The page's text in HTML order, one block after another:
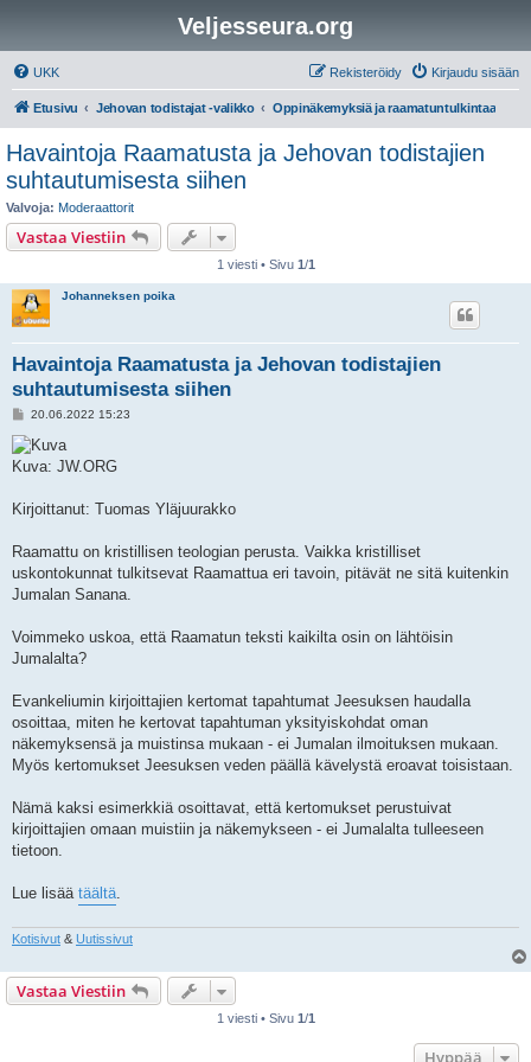
Veljesseura.org
UKK Kirjaudu sisään
Rekisteröidy
Etusivu Jehovan todistajat -valikko Oppinäkemyksiä ja raamatuntulkintaa
Havaintoja Raamatusta ja Jehovan todistajien
suhtautumisesta siihen
Valvoja: Moderaattorit
Vastaa Viestiin
1 viesti • Sivu 1/1
Johanneksen poika
Havaintoja Raamatusta ja Jehovan todistajien
suhtautumisesta siihen
V
e
s
t
20.06.2022 15:23
Kuva: JW.ORG
Kirjoittanut: Tuomas Yläjuurakko
Raamattu on kristillisen teologian perusta. Vaikka kristilliset
uskontokunnat tulkitsevat Raamattua eri tavoin, pitävät ne sitä kuitenkin
Jumalan Sanana.
Voimmeko uskoa, että Raamatun teksti kaikilta osin on lähtöisin
Jumalalta?
Evankeliumin kirjoittajien kertomat tapahtumat Jeesuksen haudalla
osoittaa, miten he kertovat tapahtuman yksityiskohdat oman
näkemyksensä ja muistinsa mukaan - ei Jumalan ilmoituksen mukaan.
Myös kertomukset Jeesuksen veden päällä kävelystä eroavat toisistaan.
Nämä kaksi esimerkkiä osoittavat, että kertomukset perustuivat
kirjoittajien omaan muistiin ja näkemykseen - ei Jumalalta tulleeseen
tietoon.
Lue lisää täältä.
Kotisivut & Uutissivut
Vastaa Viestiin
1 viesti • Sivu 1/1
Hyppää